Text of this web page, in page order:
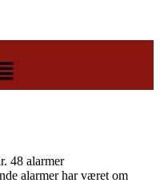
48 alarmer
alarmer har været om